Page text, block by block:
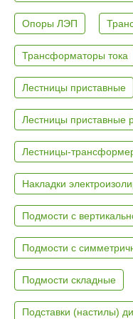
Опоры ЛЭП
Трансформаторы тока
Лестницы приставные
Лестницы приставные
Лестницы-
Накладки
Подмости с
Подмости с
Подмости складные
Подставки (настилы)